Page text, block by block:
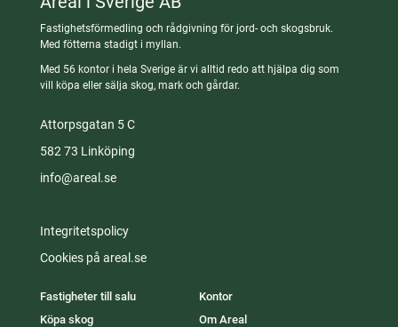
Fastighetsförmedling och rådgivning för jord- och skogsbruk.
Med fötterna stadigt i myllan.
Med 56 kontor i hela Sverige är vi alltid redo att hjälpa dig som
vill köpa eller sälja skog, mark och gårdar.
Attorpsgatan 5 C
582 73 Linköping
info@areal.se
Integritetspolicy
Cookies på areal.se
Fastigheter till salu
Köpa skog
Kontor
Om Areal